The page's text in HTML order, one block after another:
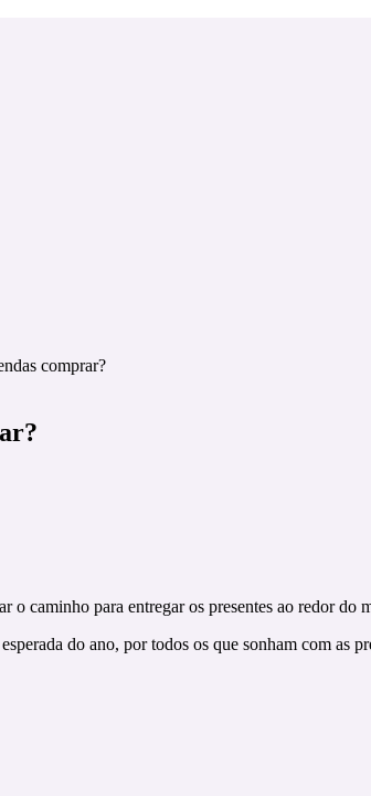
comprar?
o caminho para entregar os presentes ao redor do
do ano, por todos os que sonham com as